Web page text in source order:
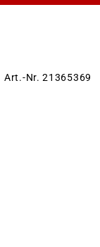
Art.-Nr. 21365369